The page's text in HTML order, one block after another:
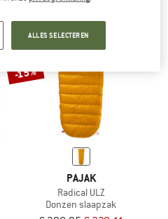
-15%
PAJAK
Radical ULZ
Donzen slaapzak
ALLES SELECTEREN